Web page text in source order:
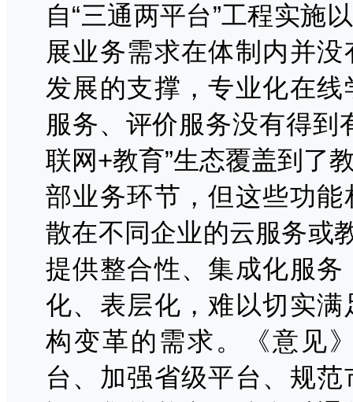
自“三通两平台”工程实施
展业务需求在体制内并
发展的支撑，专业化在
服务、评价服务没有得到
联网+教育”生态覆盖到了
部业务环节，但这些功
散在不同企业的云服务或
提供整合性、集成化服
化、表层化，难以切实
构变革的需求。《意见
台、加强省级平台、规